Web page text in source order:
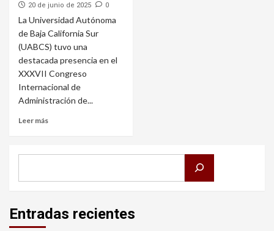
20 de junio de 2025
0
La Universidad Autónoma
de Baja California Sur
(UABCS) tuvo una
destacada presencia en el
XXXVII Congreso
Internacional de
Administración de...
Leer más
Entradas recientes